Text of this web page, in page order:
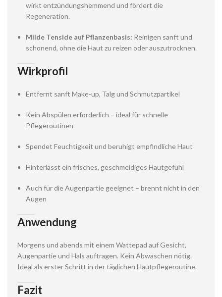
wirkt entzündungshemmend und fördert die
Regeneration.
Milde Tenside auf Pflanzenbasis: Reinigen sanft und
schonend, ohne die Haut zu reizen oder auszutrocknen.
Wirkprofil
Entfernt sanft Make-up, Talg und Schmutzpartikel
Kein Abspülen erforderlich – ideal für schnelle
Pflegeroutinen
Spendet Feuchtigkeit und beruhigt empfindliche Haut
Hinterlässt ein frisches, geschmeidiges Hautgefühl
Auch für die Augenpartie geeignet – brennt nicht in den
Augen
Anwendung
Morgens und abends mit einem Wattepad auf Gesicht,
Augenpartie und Hals auftragen. Kein Abwaschen nötig.
Ideal als erster Schritt in der täglichen Hautpflegeroutine.
Fazit